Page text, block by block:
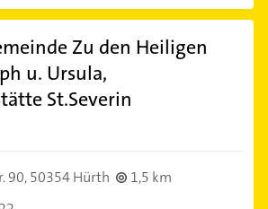
Zu den Heiligen
u. Ursula,
St.Severin
90,50354 Hürth
1,5 km